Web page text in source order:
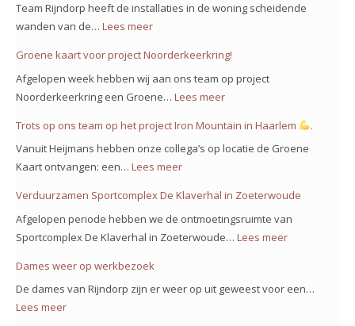
Team Rijndorp heeft de installaties in de woning scheidende
wanden van de… Lees meer:
voortgang
bij
de
Bolstoren
Nieuw
Groene kaart voor project Noorderkeerkring!
Afgelopen week hebben wij aan ons team op project
Noorderkeerkring een Groene… Lees meer:
voor
Noorderkeerkring!
Trots op ons team op het project Iron Mountain in Haarlem
.
Vanuit Heijmans hebben onze collega’s op locatie de Groene
Kaart ontvangen: een… Lees meer:
ons
team
het
Verduurzamen Sportcomplex De Klaverhal in Zoeterwoude
Afgelopen periode hebben we de ontmoetingsruimte van
Sportcomplex De Klaverhal in Zoeterwoude… Lees meer:
De
Dames weer op werkbezoek
De dames van Rijndorp zijn er weer op uit geweest voor een…
Lees meer: